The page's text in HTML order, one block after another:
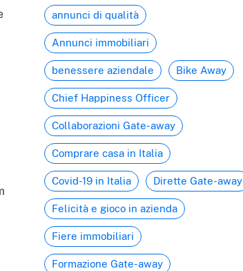
annunci di qualità
Annunci immobiliari
benessere aziendale Bike Away
Chief Happiness Officer
Collaborazioni Gate-away
Comprare casa in Italia
Covid-19 in Italia Dirette Gate-away
Felicità e gioco in azienda
Fiere immobiliari
Formazione Gate-away